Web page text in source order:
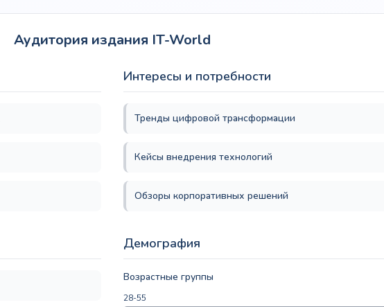
Аудитория издания IT-World
Интересы и потребности
Тренды цифровой трансформации
Кейсы внедрения технологий
Обзоры корпоративных решений
Демография
Возрастные группы
28-55